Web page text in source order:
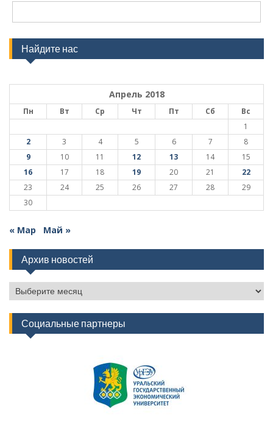
Найдите нас
Апрель 2018
Пн Вт Ср Чт Пт Сб
Вс
1
2
3 4 5 6 7
8
9
10 11 12 13 14
15
16
17 18 19 20 21
22
23
24 25 26 27 28
29
30
« Мар Май »
Архив новостей
Архив
новостей
Социальные партнеры